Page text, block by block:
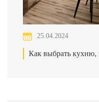
25.04.2024
Как выбрать кухню,